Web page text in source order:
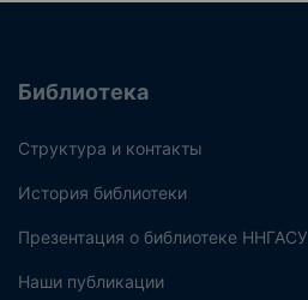
Библиотека
Структура и контакты
История библиотеки
Презентация о библиотеке ННГАСУ
Наши публикации